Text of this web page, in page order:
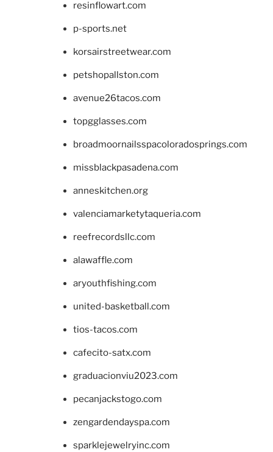
resinflowart.com
p-sports.net
korsairstreetwear.com
petshopallston.com
avenue26tacos.com
topgglasses.com
broadmoornailsspacoloradosprings.com
missblackpasadena.com
anneskitchen.org
valenciamarketytaqueria.com
reefrecordsllc.com
alawaffle.com
aryouthfishing.com
united-basketball.com
tios-tacos.com
cafecito-satx.com
graduacionviu2023.com
pecanjackstogo.com
zengardendayspa.com
sparklejewelryinc.com